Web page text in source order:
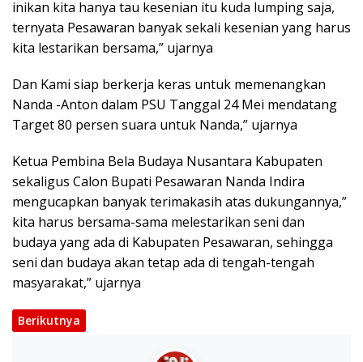
inikan kita hanya tau kesenian itu kuda lumping saja,
ternyata Pesawaran banyak sekali kesenian yang harus
kita lestarikan bersama,” ujarnya
Dan Kami siap berkerja keras untuk memenangkan
Nanda -Anton dalam PSU Tanggal 24 Mei mendatang
Target 80 persen suara untuk Nanda,” ujarnya
Ketua Pembina Bela Budaya Nusantara Kabupaten
sekaligus Calon Bupati Pesawaran Nanda Indira
mengucapkan banyak terimakasih atas dukungannya,”
kita harus bersama-sama melestarikan seni dan
budaya yang ada di Kabupaten Pesawaran, sehingga
seni dan budaya akan tetap ada di tengah-tengah
masyarakat,” ujarnya
Berikutnya